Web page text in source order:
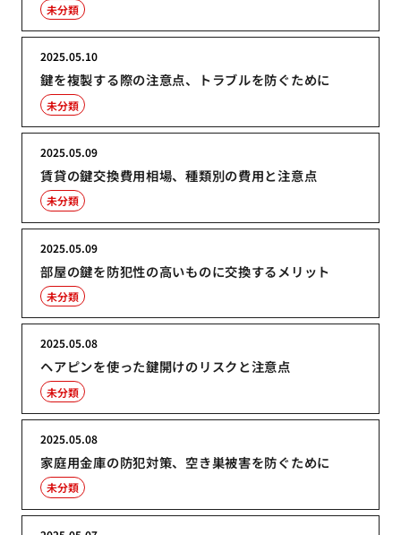
未分類
鍵を複製する際の注意点、トラブルを防ぐために
2025.05.10
未分類
賃貸の鍵交換費用相場、種類別の費用と注意点
2025.05.09
未分類
部屋の鍵を防犯性の高いものに交換するメリット
2025.05.09
未分類
ヘアピンを使った鍵開けのリスクと注意点
2025.05.08
未分類
家庭用金庫の防犯対策、空き巣被害を防ぐために
2025.05.08
未分類